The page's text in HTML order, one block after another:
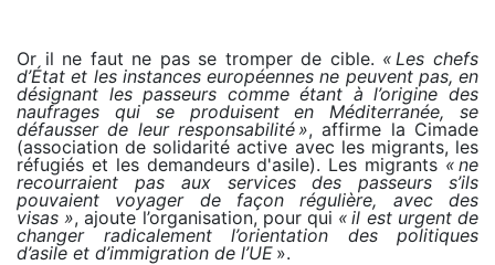
Or il ne faut ne pas se tromper de cible. « Les chefs
d’État et les instances européennes ne peuvent pas, en
désignant les passeurs comme étant à l’origine des
naufrages qui se produisent en Méditerranée, se
défausser de leur responsabilité », affirme la Cimade
(association de solidarité active avec les migrants, les
réfugiés et les demandeurs d'asile). Les migrants « ne
recourraient pas aux services des passeurs s’ils
pouvaient voyager de façon régulière, avec des
visas », ajoute l’organisation, pour qui « il est urgent de
changer radicalement l’orientation des politiques
d’asile et d’immigration de l’UE ».